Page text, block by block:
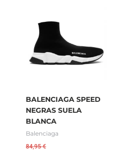
BALENCIAGA SPEED
NEGRAS SUELA
BLANCA
Balenciaga
84,95€